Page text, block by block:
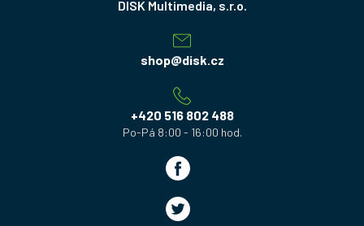
shop@disk.cz
+420 516 802 488